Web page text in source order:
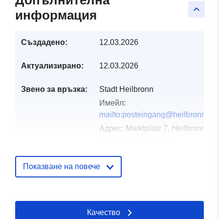
keyboard_arrow_up
информация
Създадено: 12.03.2026
Актуализирано: 12.03.2026
Звено за връзка:
Stadt Heilbronn
Имейл:
mailto:posteingang@heilbronn.de
Адрес: Marktplatz 7, Heilbronn,
http://www.heilbronn.de
запис:
March 2026
Актуализирана на
Показване на повече
Качество